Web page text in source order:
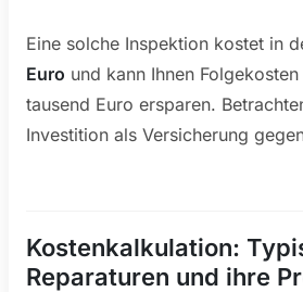
Eine solche Inspektion kostet in
Euro und kann Ihnen
tausend Euro ersparen.
Investition als Versicherung
Kostenkalkulation:
Reparaturen und ihre